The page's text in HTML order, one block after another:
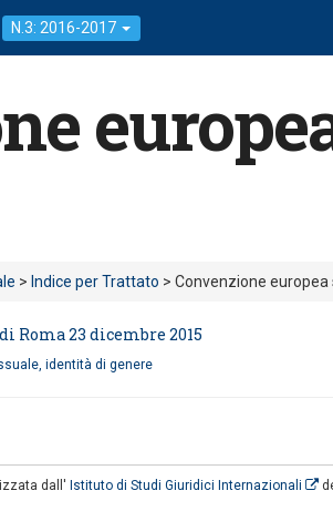
N.3: 2016-2017
> Indice per Trattato > Convenzione
23 dicembre 2015
identità di genere
dall' Istituto di Studi Giuridici Internazionali